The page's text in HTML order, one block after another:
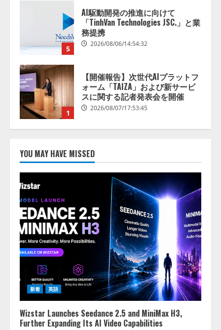
5
AI駆動開発の推進に向けて
「TinhVan Technologies JSC.」と業
務提携
2026/08/06/14:54:32
1
【開催報告】次世代AIプラットフ
ォーム「TAIZA」および新サービ
スに関する記者発表会を開催
2026/08/07/17:53:45
し、AIから設定操作できる機能を
拡充
2026/08/07/13:53:50
3
【2026年企業のAI導入・活用に関
する調査】AIを組織として導入で
きている企業は26.8％。AI導入企
業の68.0％が、自社でのAI導入・
活用は「上手くいっている」と回
2026/08/07/13:53:50
ナレッジワーク、AIエンジニア油
井 誠（@myui）が入社。「セール
スAIエージェントOS」「営業領域
の業界特化LLM」の開発とAI研究
開発をリード
2026/08/07/10:54:31
YOU MAY HAVE MISSED
新着 英語
Wizstar Launches Seedance 2.5 and MiniMax H3,
Further Expanding Its AI Video Capabilities